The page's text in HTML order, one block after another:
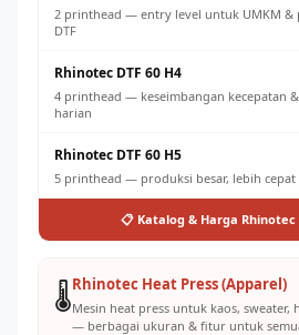
2 printhead — entry level untuk UMKM &
DTF
Rhinotec DTF 60 H4
4 printhead — keseimbangan kecepatan
harian
Rhinotec DTF 60 H5
5 printhead — produksi besar, lebih
📋 Katalog & Harga Rhinotec
🌡️Rhinotec Heat Press (Apparel)
Mesin heat press untuk kaos,
— berbagai ukuran & fitur untuk